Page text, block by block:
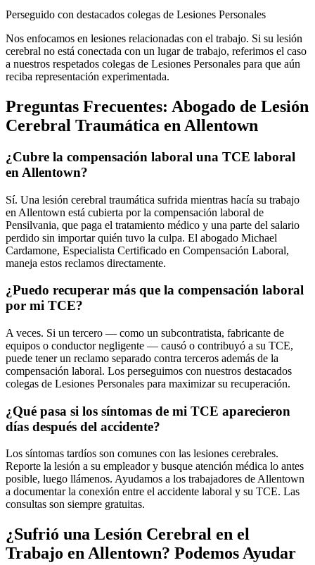
Perseguido con destacados colegas de Lesiones Personales
Nos enfocamos en lesiones relacionadas con el trabajo. Si su lesión
cerebral no está conectada con un lugar de trabajo, referimos el caso
a nuestros respetados colegas de Lesiones Personales para que aún
reciba representación experimentada.
Preguntas Frecuentes: Abogado de Lesión
Cerebral Traumática en Allentown
¿Cubre la compensación laboral una TCE laboral
en Allentown?
Sí. Una lesión cerebral traumática sufrida mientras hacía su trabajo
en Allentown está cubierta por la compensación laboral de
Pensilvania, que paga el tratamiento médico y una parte del salario
perdido sin importar quién tuvo la culpa. El abogado Michael
Cardamone, Especialista Certificado en Compensación Laboral,
maneja estos reclamos directamente.
¿Puedo recuperar más que la compensación laboral
por mi TCE?
A veces. Si un tercero — como un subcontratista, fabricante de
equipos o conductor negligente — causó o contribuyó a su TCE,
puede tener un reclamo separado contra terceros además de la
compensación laboral. Los perseguimos con nuestros destacados
colegas de Lesiones Personales para maximizar su recuperación.
¿Qué pasa si los síntomas de mi TCE aparecieron
días después del accidente?
Los síntomas tardíos son comunes con las lesiones cerebrales.
Reporte la lesión a su empleador y busque atención médica lo antes
posible, luego llámenos. Ayudamos a los trabajadores de Allentown
a documentar la conexión entre el accidente laboral y su TCE. Las
consultas son siempre gratuitas.
¿Sufrió una Lesión Cerebral en el
Trabajo enAllentown? Podemos Ayudar